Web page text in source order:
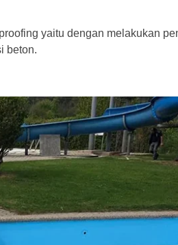
yaitu dengan melakukan
beton.